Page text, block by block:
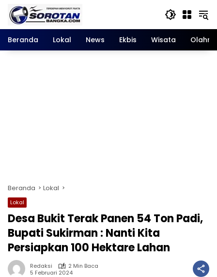
Langsung
konten
Beranda
Lokal News Ekbis Wisata
Beranda Lokal
Lokal
Desa Bukit Terak Panen 54 Ton Padi,
Bupati Sukirman : Nanti Kita
Persiapkan 100 Hektare Lahan
Redaksi
2 Min Baca
5 Februari 2024